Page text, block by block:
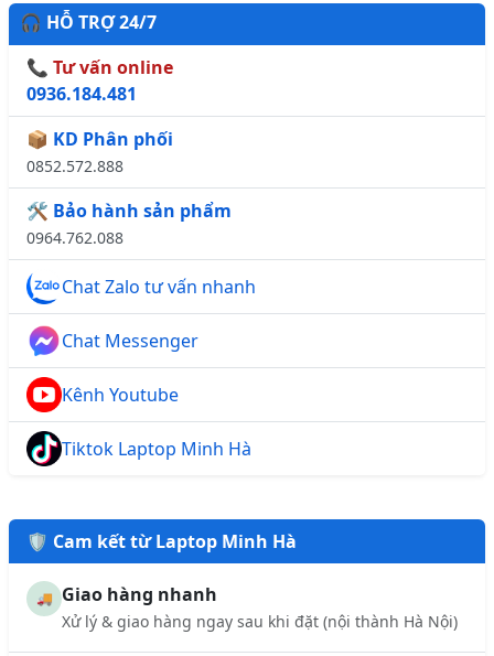
🎧 HỖ TRỢ 24/7
📞 Tư vấn online
0936.184.481
📦 KD Phân phối
0852.572.888
🛠️ Bảo hành sản phẩm
0964.762.088
Chat Zalo tư vấn nhanh
Chat Messenger
Kênh Youtube
Tiktok Laptop Minh Hà
🛡️ Cam kết từ Laptop Minh Hà
🚚 Giao hàng nhanh
Xử lý & giao hàng ngay sau khi đặt (nội thành Hà Nội)